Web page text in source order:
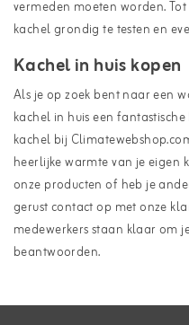
vermeden moeten worden.
kachel grondig te testen en
Kachel in huis kopen
Als je op zoek bent naar een
kachel in huis een
kachel bij
heerlijke warmte van je eigen
onze producten of heb je
gerust contact op met onze
medewerkers staan klaar om
beantwoorden.